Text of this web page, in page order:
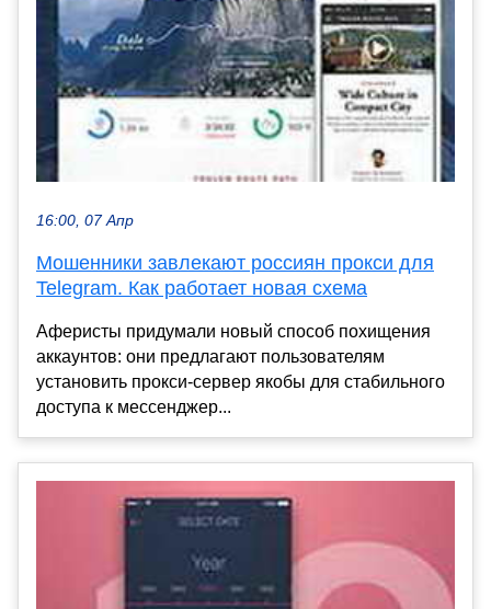
16:00, 07 Апр
Мошенники завлекают россиян прокси для
Telegram. Как работает новая схема
Аферисты придумали новый способ похищения
аккаунтов: они предлагают пользователям
установить прокси-сервер якобы для стабильного
доступа к мессенджер...